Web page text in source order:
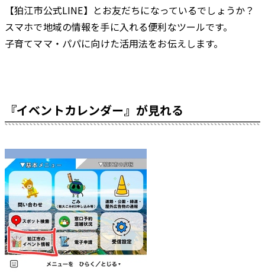
健康あれこれ
過去の記事一覧
【狛江市公式LINE】とお友だちになっているでしょうか？
スマホで地域の情報を手に入れる便利なツールです。
子育てママ・ パパに向けた活用法をお伝えします。
『イベントカレンダー』が見れる